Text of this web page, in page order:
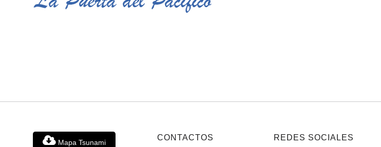
Mapa Tsunami
CONTACTOS REDES SOCIALES